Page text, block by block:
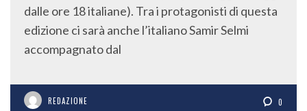
dalle ore 18 italiane). Tra i protagonisti di questa
edizione ci sarà anche l’italiano Samir Selmi
accompagnato dal
REDAZIONE 0